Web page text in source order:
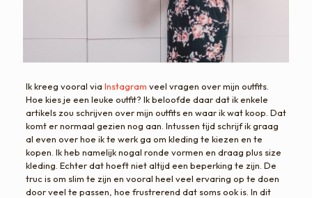
Ik kreeg vooral via Instagram veel vragen over mijn outfits.
Hoe kies je een leuke outfit? Ik beloofde daar dat ik enkele
artikels zou schrijven over mijn outfits en waar ik wat koop. Dat
komt er normaal gezien nog aan. Intussen tijd schrijf ik graag
al even over hoe ik te werk ga om kleding te kiezen en te
kopen. Ik heb namelijk nogal ronde vormen en draag plus size
kleding. Echter dat hoeft niet altijd een beperking te zijn. De
truc is om slim te zijn en vooral heel veel ervaring op te doen
door veel te passen, hoe frustrerend dat soms ook is. In dit